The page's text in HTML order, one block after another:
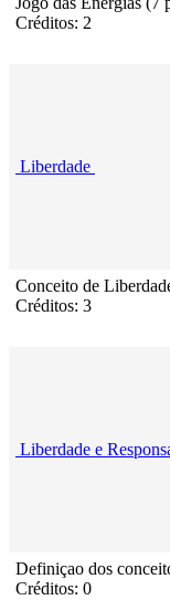
Créditos: 2
Liberdade
Conceito de
Créditos: 3
Liberdade e
Definiçao dos
Créditos: 0